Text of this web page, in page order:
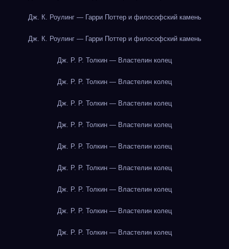
Дж. К. Роулинг — Гарри Поттер и философский камень
Дж. К. Роулинг — Гарри Поттер и философский камень
Дж. Р. Р. Толкин — Властелин колец
Дж. Р. Р. Толкин — Властелин колец
Дж. Р. Р. Толкин — Властелин колец
Дж. Р. Р. Толкин — Властелин колец
Дж. Р. Р. Толкин — Властелин колец
Дж. Р. Р. Толкин — Властелин колец
Дж. Р. Р. Толкин — Властелин колец
Дж. Р. Р. Толкин — Властелин колец
Дж. Р. Р. Толкин — Властелин колец